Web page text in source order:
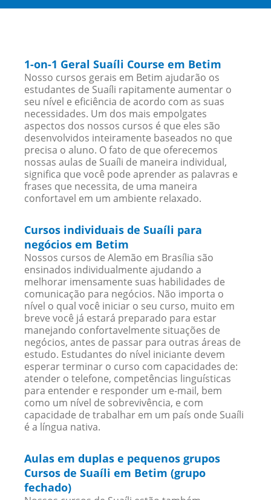
1-on-1 Geral Suaíli Course em Betim
Nosso cursos gerais em Betim ajudarão os
estudantes de Suaíli rapitamente aumentar o
seu nível e eficiência de acordo com as suas
necessidades. Um dos mais empolgates
aspectos dos nossos cursos é que eles são
desenvolvidos inteiramente baseados no que
precisa o aluno. O fato de que oferecemos
nossas aulas de Suaíli de maneira individual,
significa que você pode aprender as palavras e
frases que necessita, de uma maneira
confortavel em um ambiente relaxado.
Cursos individuais de Suaíli para
negócios em Betim
Nossos cursos de Alemão em Brasília são
ensinados individualmente ajudando a
melhorar imensamente suas habilidades de
comunicação para negócios. Não importa o
nível o qual você iniciar o seu curso, muito em
breve você já estará preparado para estar
manejando confortavelmente situações de
negócios, antes de passar para outras áreas de
estudo. Estudantes do nível iniciante devem
esperar terminar o curso com capacidades de:
atender o telefone, competências linguísticas
para entender e responder um e-mail, bem
como um nível de sobrevivência, e com
capacidade de trabalhar em um país onde Suaíli
é a língua nativa.
Aulas em duplas e pequenos grupos
Cursos de Suaíli em Betim (grupo
fechado)